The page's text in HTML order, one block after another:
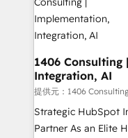
processes through
allowing
the needs of the customer. We are part
Group, a group of
companies that
Competence
Customer First,
The synergies
1406
Integration, AI
提供元：1406
Strategic HubSpot
Partner As an Elite HubSpot Partner, 1406 Consulting